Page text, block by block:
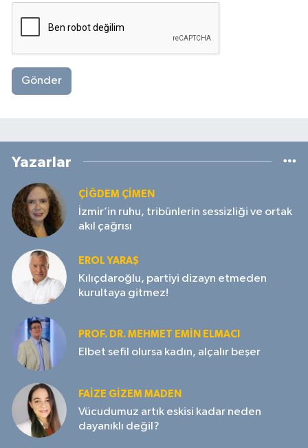
Gönder
Yazarlar
ÇIĞDEM ÇIMEN
İzmir’in ruhu, tribünlerin sessizliği ve ortak
akıl çağrısı
EROL YARAŞ
Kılıçdaroğlu, partiyi dizayn etmeden
kurultaya gitmez!
PROF. DR. MEHMET EMIN ELMACI
Elbet sefil olursa kadın, alçalır beşer
FAIZE GIZEM MADEN
Vücudumuz artık eskisi kadar neden
dayanıklı değil?